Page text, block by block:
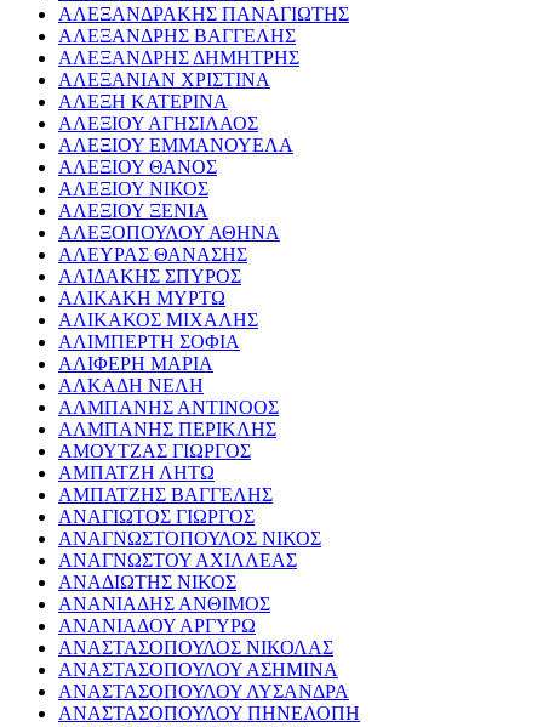
ΑΛΕΞΑΝΔΡΑΚΗΣ ΠΑΝΑΓΙΩΤΗΣ
ΑΛΕΞΑΝΔΡΗΣ ΒΑΓΓΕΛΗΣ
ΑΛΕΞΑΝΔΡΗΣ ΔΗΜΗΤΡΗΣ
ΑΛΕΞΑΝΙΑΝ ΧΡΙΣΤΙΝΑ
ΑΛΕΞΗ ΚΑΤΕΡΙΝΑ
ΑΛΕΞΙΟΥ ΑΓΗΣΙΛΑΟΣ
ΑΛΕΞΙΟΥ ΕΜΜΑΝΟΥΕΛΑ
ΑΛΕΞΙΟΥ ΘΑΝΟΣ
ΑΛΕΞΙΟΥ ΝΙΚΟΣ
ΑΛΕΞΙΟΥ ΞΕΝΙΑ
ΑΛΕΞΟΠΟΥΛΟΥ ΑΘΗΝΑ
ΑΛΕΥΡΑΣ ΘΑΝΑΣΗΣ
ΑΛΙΔΑΚΗΣ ΣΠΥΡΟΣ
ΑΛΙΚΑΚΗ ΜΥΡΤΩ
ΑΛΙΚΑΚΟΣ ΜΙΧΑΛΗΣ
ΑΛΙΜΠΕΡΤΗ ΣΟΦΙΑ
ΑΛΙΦΕΡΗ ΜΑΡΙΑ
ΑΛΚΑΔΗ ΝΕΛΗ
ΑΛΜΠΑΝΗΣ ΑΝΤΙΝΟΟΣ
ΑΛΜΠΑΝΗΣ ΠΕΡΙΚΛΗΣ
ΑΜΟΥΤΖΑΣ ΓΙΩΡΓΟΣ
ΑΜΠΑΤΖΗ ΛΗΤΩ
ΑΜΠΑΤΖΗΣ ΒΑΓΓΕΛΗΣ
ΑΝΑΓΙΩΤΟΣ ΓΙΩΡΓΟΣ
ΑΝΑΓΝΩΣΤΟΠΟΥΛΟΣ ΝΙΚΟΣ
ΑΝΑΓΝΩΣΤΟΥ ΑΧΙΛΛΕΑΣ
ΑΝΑΔΙΩΤΗΣ ΝΙΚΟΣ
ΑΝΑΝΙΑΔΗΣ ΑΝΘΙΜΟΣ
ΑΝΑΝΙΑΔΟΥ ΑΡΓΥΡΩ
ΑΝΑΣΤΑΣΟΠΟΥΛΟΣ ΝΙΚΟΛΑΣ
ΑΝΑΣΤΑΣΟΠΟΥΛΟΥ ΑΣΗΜΙΝΑ
ΑΝΑΣΤΑΣΟΠΟΥΛΟΥ ΛΥΣΑΝΔΡΑ
ΑΝΑΣΤΑΣΟΠΟΥΛΟΥ ΠΗΝΕΛΟΠΗ